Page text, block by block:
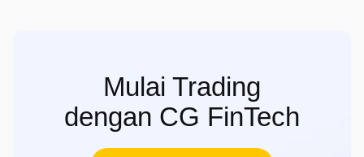
Mulai Trading
dengan CG FinTech